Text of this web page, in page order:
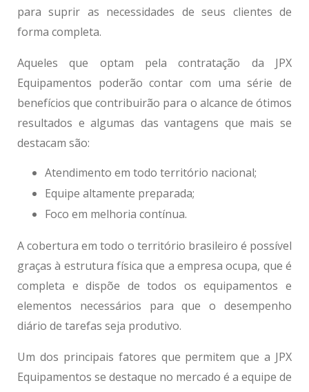
para suprir as necessidades de seus clientes de
forma completa.
Aqueles que optam pela contratação da JPX
Equipamentos poderão contar com uma série de
benefícios que contribuirão para o alcance de ótimos
resultados e algumas das vantagens que mais se
destacam são:
Atendimento em todo território nacional;
Equipe altamente preparada;
Foco em melhoria contínua.
A cobertura em todo o território brasileiro é possível
graças à estrutura física que a empresa ocupa, que é
completa e dispõe de todos os equipamentos e
elementos necessários para que o desempenho
diário de tarefas seja produtivo.
Um dos principais fatores que permitem que a JPX
Equipamentos se destaque no mercado é a equipe de